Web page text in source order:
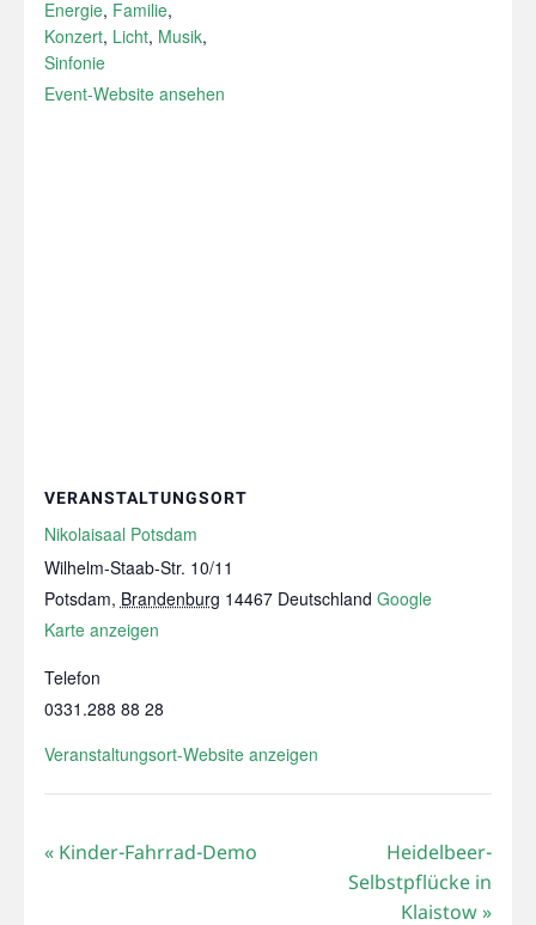
Energie, Familie,
Konzert, Licht, Musik,
Sinfonie
Event-Website ansehen
VERANSTALTUNGSORT
Nikolaisaal Potsdam
Wilhelm-Staab-Str. 10/11
Potsdam, Brandenburg 14467 Deutschland Google
Karte anzeigen
Telefon
0331.288 88 28
Veranstaltungsort-Website anzeigen
«Kinder-Fahrrad-Demo
Heidelbeer-
Selbstpflücke in
Klaistow»